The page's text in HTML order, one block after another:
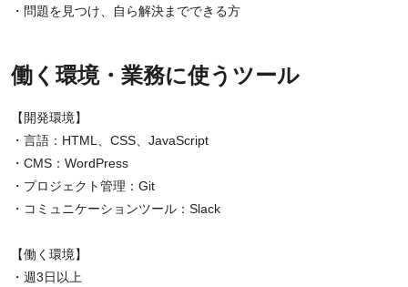
・問題を見つけ、自ら解決までできる方
働く環境・業務に使うツール
【開発環境】
・言語：HTML、CSS、JavaScript
・CMS：WordPress
・プロジェクト管理：Git
・コミュニケーションツール：Slack
【働く環境】
・週3日以上